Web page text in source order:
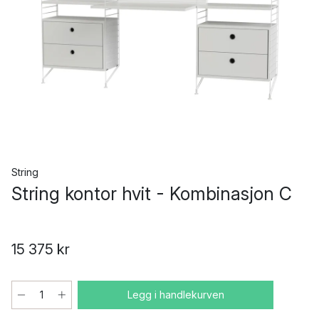
String
String kontor hvit - Kombinasjon C
15 375 kr
Legg i handlekurven